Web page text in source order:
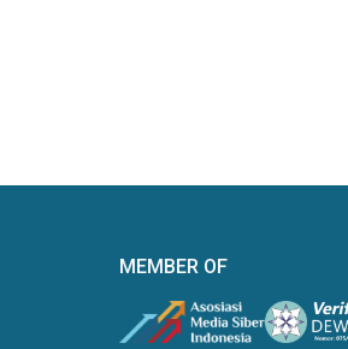
MEMBER OF